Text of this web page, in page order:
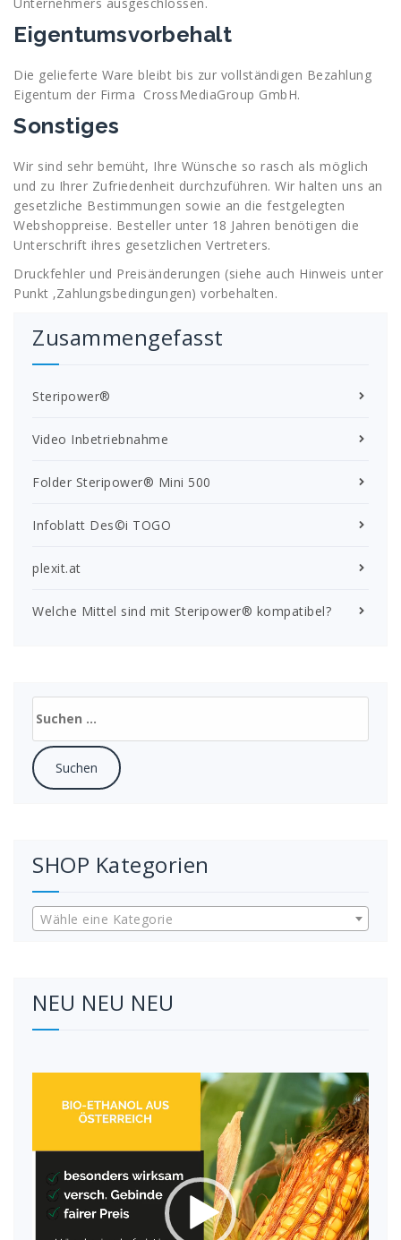
Eigentumsvorbehalt
Die gelieferte Ware bleibt bis zur vollständigen Bezahlung
Eigentum der Firma CrossMediaGroup GmbH.
Sonstiges
Wir sind sehr bemüht, Ihre Wünsche so rasch als möglich
und zu Ihrer Zufriedenheit durchzuführen. Wir halten uns an
gesetzliche Bestimmungen sowie an die festgelegten
Webshoppreise. Besteller unter 18 Jahren benötigen die
Unterschrift ihres gesetzlichen Vertreters.
Druckfehler und Preisänderungen (siehe auch Hinweis unter
Punkt ‚Zahlungsbedingungen) vorbehalten.
Zusammengefasst
Steripower®
Video Inbetriebnahme
Folder Steripower® Mini 500
Infoblatt Des©i TOGO
plexit.at
Welche Mittel sind mit Steripower® kompatibel?
nach:
SHOP Kategorien
Wähle eine Kategorie
NEU NEU NEU
Player